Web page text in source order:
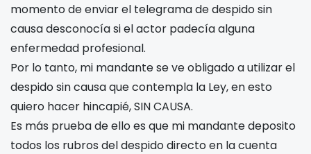
momento de enviar el telegrama de despido sin
causa desconocía si el actor padecía alguna
enfermedad profesional.
Por lo tanto, mi mandante se ve obligado a utilizar el
despido sin causa que contempla la Ley, en esto
quiero hacer hincapié, SIN CAUSA.
Es más prueba de ello es que mi mandante deposito
todos los rubros del despido directo en la cuenta